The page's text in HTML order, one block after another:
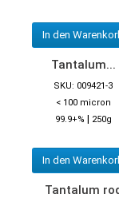
In den
Tantalum...
SKU: 009421-3
< 100 micron
99.9+% | 250g
In den
Tantalum